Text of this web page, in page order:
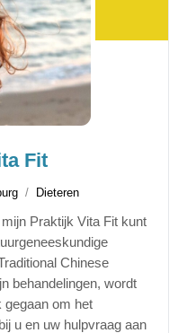
Fit
Dieteren
Praktijk Vita Fit kunt
Chinese
behandelingen, wordt
gegaan om het
u en uw hulpvraag aan